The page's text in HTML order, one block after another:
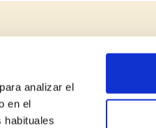
analizar el
en el
habituales